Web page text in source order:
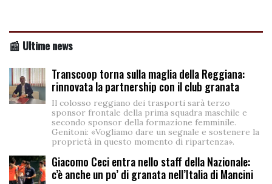
📰 Ultime news
Transcoop torna sulla maglia della Reggiana:
rinnovata la partnership con il club granata
Il colosso reggiano dei trasporti sarà terzo
sponsor frontale della prima squadra maschile e
secondo sponsor della formazione femminile.
Genitoni: «Vogliamo dare un segnale e sostenere la
proprietà in questo momento di ripartenza».
Giacomo Ceci entra nello staff della Nazionale:
c’è anche un po’ di granata nell’Italia di Mancini